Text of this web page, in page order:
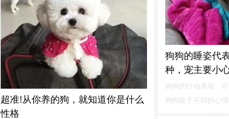
狗狗的睡姿代
种，宠主要小
狗狗的行动表现，
狗狗处于不同的心
超准!从你养的狗，就知道你是什么
性格